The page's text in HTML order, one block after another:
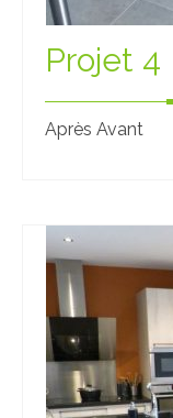
Projet 4
Après Avant